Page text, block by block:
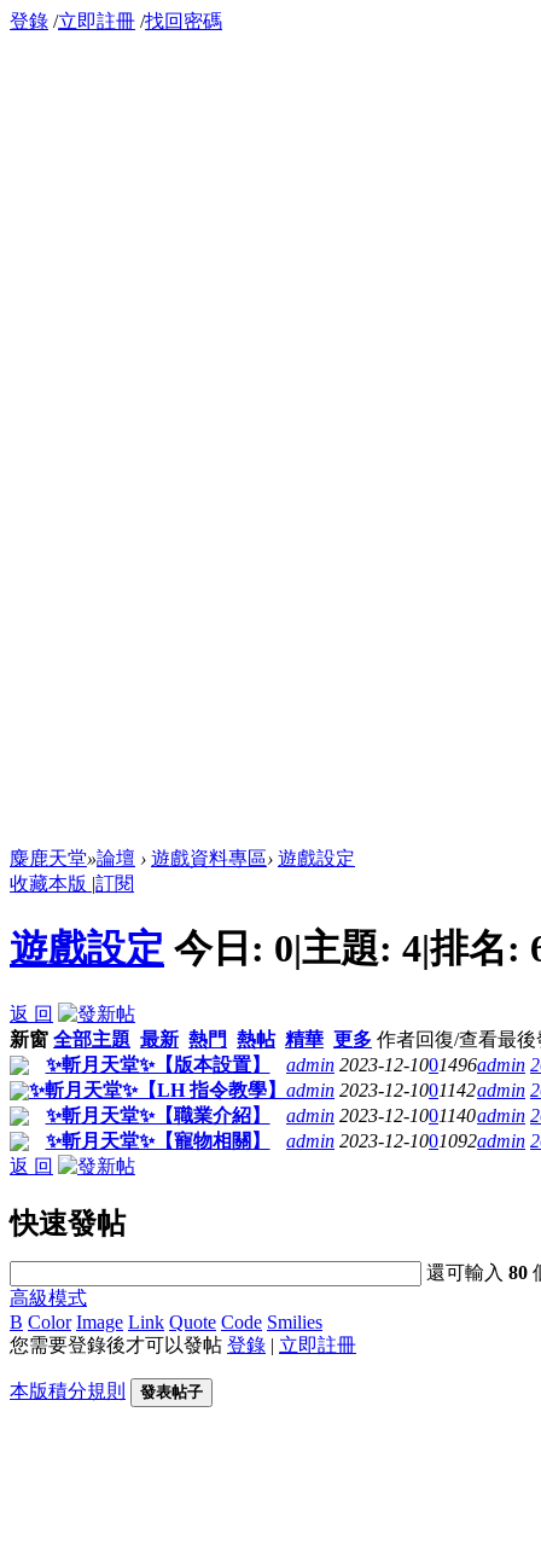
登錄 /立即註冊 /找回密碼
麋鹿天堂»論壇 › 遊戲資料專區› 遊戲設定
收藏本版 |訂閱
遊戲設定 今日: 0|主題: 4|排名:
返 回
新窗 全部主題 最新 熱門 熱帖 精華 更多 作者回復/查看最後
✨斬月天堂✨【版本設置】
admin 2023-12-1001496admin
✨斬月天堂✨【LH 指令教學】 admin 2023-12-1001142admin
✨斬月天堂✨【職業介紹】
admin 2023-12-1001140admin
✨斬月天堂✨【寵物相關】
admin 2023-12-1001092admin
返 回
快速發帖
還可輸入80
高級模式
B Color Image Link Quote Code Smilies
您需要登錄後才可以發帖 登錄 | 立即註冊
本版積分規則 發表帖子